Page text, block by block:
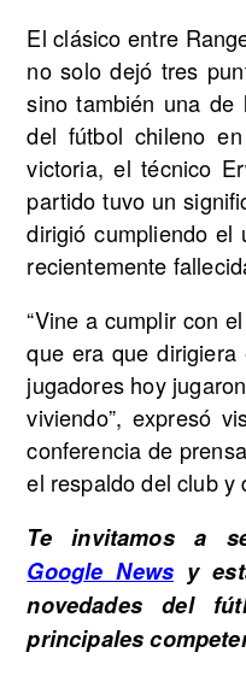
El clásico entre
no solo dejó tres
sino también una de
del fútbol chileno
victoria, el técnico
partido tuvo un
dirigió cumpliendo el
recientemente
“Vine a cumplir con
que era que
jugadores hoy
viviendo”, expresó
conferencia de
el respaldo del club y
Te invitamos a
Google News y
novedades del
principales